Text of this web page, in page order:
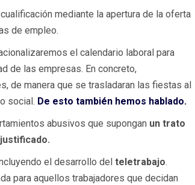
mediante la apertura de la oferta
de empleo.
el calendario laboral para
de las empresas. En concreto,
de manera que se trasladaran las fiestas al
social. De esto también hemos hablado.
abusivos que supongan un trato
el desarrollo del teletrabajo.
para aquellos trabajadores que decidan